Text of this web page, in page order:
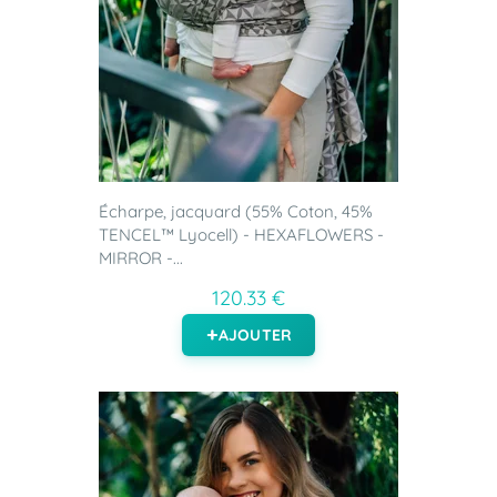
Écharpe, jacquard (55% Coton, 45%
TENCEL™ Lyocell) - HEXAFLOWERS -
MIRROR -...
120.33 €
AJOUTER